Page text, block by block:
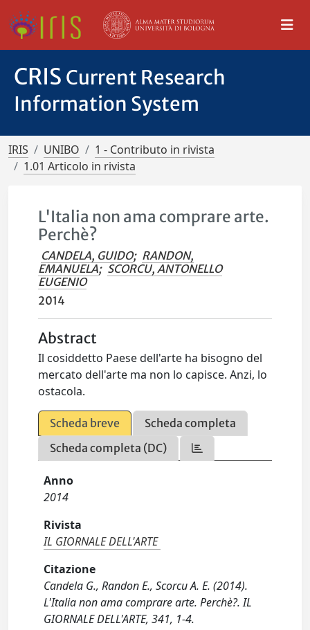
CRIS Current Research
Information System
IRIS UNIBO
1 - Contributo in rivista
1.01 Articolo in rivista
L'Italia non ama comprare arte.
Perchè?
CANDELA, GUIDO; RANDON,
EMANUELA; SCORCU, ANTONELLO
EUGENIO
2014
Abstract
Il cosiddetto Paese dell'arte ha bisogno del
mercato dell'arte ma non lo capisce. Anzi, lo
ostacola.
Scheda breve
Scheda completa
Scheda completa (DC)
Anno
2014
Rivista
IL GIORNALE DELL'ARTE
Citazione
Candela G., Randon E., Scorcu A. E. (2014).
L'Italia non ama comprare arte. Perchè?. IL
GIORNALE DELL'ARTE, 341, 1-4.